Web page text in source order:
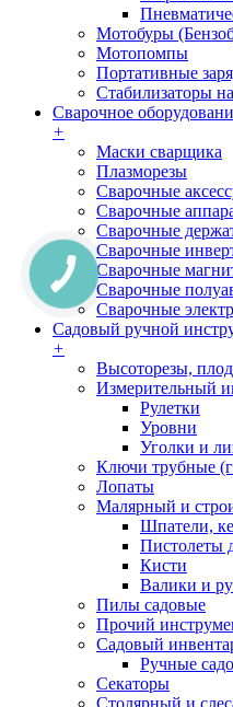
Мотобуры
Мотопомпы
Портативные
Стабилизаторы
Сварочное
+
Маски сварщика
Плазморезы
Сварочные
Сварочные
Сварочные
Сварочные
Сварочные
Сварочные
Сварочные
Садовый ручной
+
Высоторезы,
Измерительный
Рулетки
Уровни
Уголки и
Ключи трубные
Лопаты
Малярный и
Шпатели,
Пистолеты
Кисти
Валики и
Пилы садовые
Прочий
Садовый
Ручные
Секаторы
Столярный и